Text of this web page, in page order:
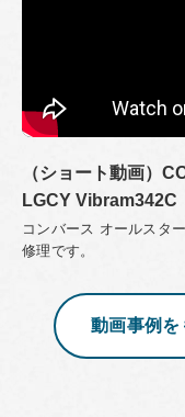
（ショート動画）
LGCY Vibram342C
コンバース オールスタ
修理です。
動画事例を